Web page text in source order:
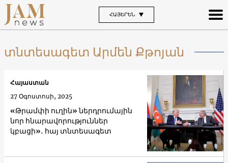
ՀԱՅԵՐԵՆ
տնտեսագետ Արմեն Քթոյան
«Թրամփի ուղին» ներդրումային
նոր հնարավորություններ
կբացի»․ հայ տնտեսագետ
Հայաստան
27 Օգոստոսի, 2025